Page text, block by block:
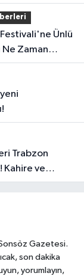
Ne Zaman
Kahire ve
başladı
Gazetesi.
son dakika
yorumlayın,